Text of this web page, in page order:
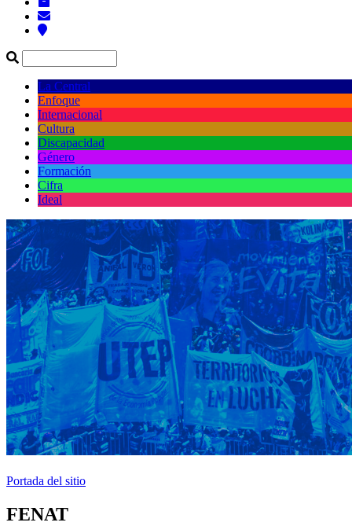
La Central
Enfoque
Internacional
Cultura
Discapacidad
Género
Formación
Cifra
Ideal
Portada del sitio
FENAT